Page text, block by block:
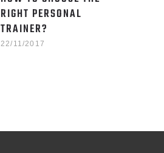
RIGHT PERSONAL
TRAINER?
22/11/2017